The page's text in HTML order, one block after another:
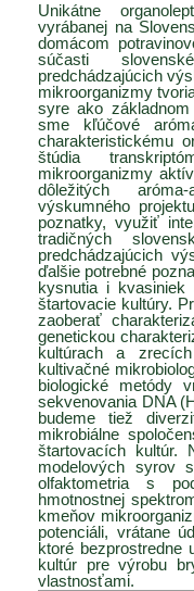
Unikátne
vyrábanej na
domácom
súčasti
predchádzajúcich
mikroorganizmy
syre ako
sme kľúčové
charakteristickému
štúdia
mikroorganizmy
dôležitých
výskumného
poznatky, využiť
tradičných
predchádzajúcich
ďalšie potrebné
kysnutia i
štartovacie kultúry.
zaoberať
genetickou
kultúrach a
kultivačné
biologické metódy
sekvenovania DNA
budeme tiež
mikrobiálne
štartovacích kultúr.
modelových syrov
olfaktometria s
hmotnostnej
kmeňov
potenciáli, vrátane
ktoré bezprostredne
kultúr pre výrobu
vlastnosťami.